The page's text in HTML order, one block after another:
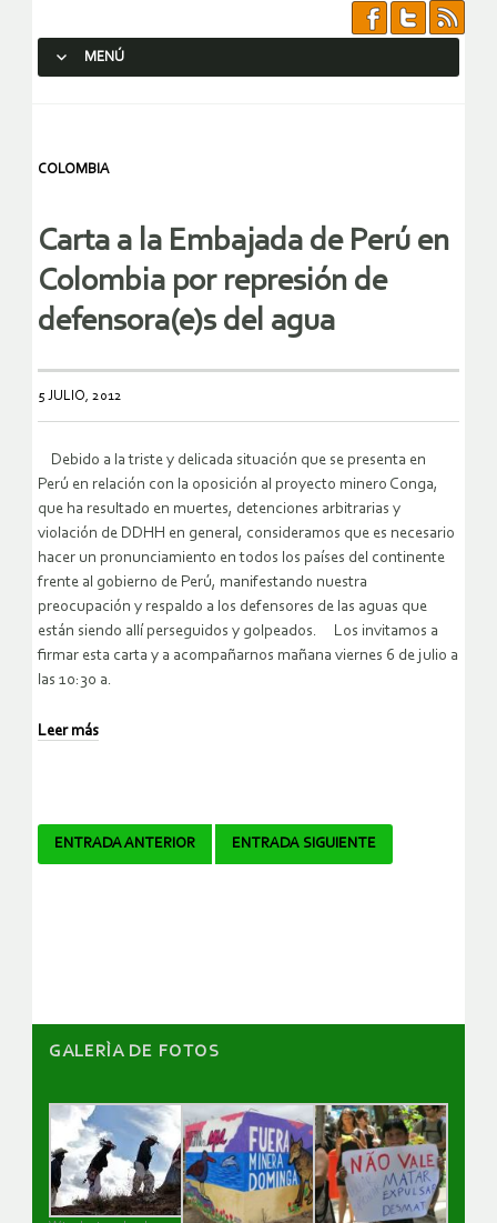
MENÚ
COLOMBIA
Carta a la Embajada de Perú en
Colombia por represión de
defensora(e)s del agua
5 JULIO, 2012
Debido a la triste y delicada situación que se presenta en
Perú en relación con la oposición al proyecto minero Conga,
que ha resultado en muertes, detenciones arbitrarias y
violación de DDHH en general, consideramos que es necesario
hacer un pronunciamiento en todos los países del continente
frente al gobierno de Perú, manifestando nuestra
preocupación y respaldo a los defensores de las aguas que
están siendo allí perseguidos y golpeados. Los invitamos a
firmar esta carta y a acompañarnos mañana viernes 6 de julio a
las 10:30 a.
Leer más
Navegador
ENTRADA ANTERIOR ENTRADA SIGUIENTE
GALERÌA DE FOTOS